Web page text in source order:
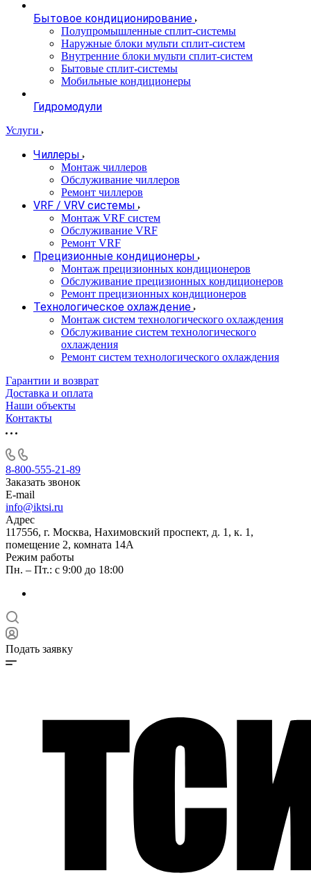
Бытовое кондиционирование
Полупромышленные сплит-системы
Наружные блоки мульти сплит-систем
Внутренние блоки мульти сплит-систем
Бытовые сплит-системы
Мобильные кондиционеры
Гидромодули
Услуги
Чиллеры
Монтаж чиллеров
Обслуживание чиллеров
Ремонт чиллеров
VRF / VRV системы
Монтаж VRF систем
Обслуживание VRF
Ремонт VRF
Прецизионные кондиционеры
Монтаж прецизионных кондиционеров
Обслуживание прецизионных кондиционеров
Ремонт прецизионных кондиционеров
Технологическое охлаждение
Монтаж систем технологического охлаждения
Обслуживание систем технологического
охлаждения
Ремонт систем технологического охлаждения
Гарантии и возврат
Доставка и оплата
Наши объекты
Контакты
8-800-555-21-89
Заказать звонок
E-mail
info@iktsi.ru
Адрес
117556, г. Москва, Нахимовский проспект, д. 1, к. 1,
помещение 2, комната 14А
Режим работы
Пн. – Пт.: с 9:00 до 18:00
Подать заявку